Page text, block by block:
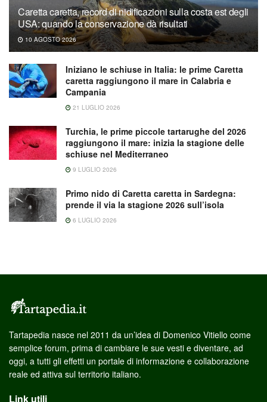
Caretta caretta, record di nidificazioni sulla costa est degli
USA: quando la conservazione dà risultati
10 AGOSTO 2026
Iniziano le schiuse in Italia: le prime Caretta
caretta raggiungono il mare in Calabria e
Campania
21 LUGLIO 2026
Turchia, le prime piccole tartarughe del 2026
raggiungono il mare: inizia la stagione delle
schiuse nel Mediterraneo
9 LUGLIO 2026
Primo nido di Caretta caretta in Sardegna:
prende il via la stagione 2026 sull’isola
6 LUGLIO 2026
Tartapedia nasce nel 2011 da un’idea di Domenico Vitiello come
semplice forum, prima di cambiare le sue vesti e diventare, ad
oggi, a tutti gli effetti un portale di informazione e collaborazione
reale ed attiva sul territorio italiano.
Link utili